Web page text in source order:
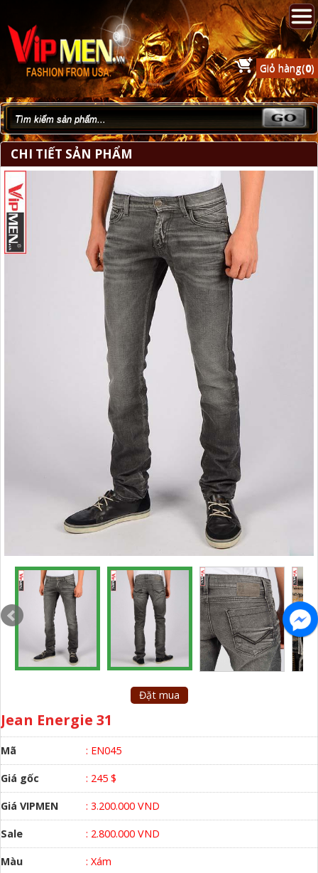
Giỏ hàng(0)
CHI TIẾT SẢN PHẨM
Đặt mua
Jean Energie 31
Mã : EN045
Giá gốc : 245 $
Giá VIPMEN : 3.200.000 VND
Sale : 2.800.000 VND
Màu : Xám